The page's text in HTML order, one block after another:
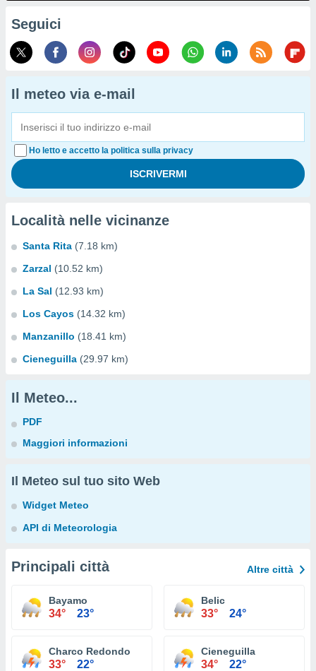
Seguici
Il meteo via e-mail
Ho letto e accetto la politica sulla privacy
Località nelle vicinanze
Santa Rita (7.18 km)
Zarzal (10.52 km)
La Sal (12.93 km)
Los Cayos (14.32 km)
Manzanillo (18.41 km)
Cieneguilla (29.97 km)
Il Meteo...
PDF
Maggiori informazioni
Il Meteo sul tuo sito Web
Widget Meteo
API di Meteorologia
Principali città Altre città
Bayamo
34° 23°
Belic
33° 24°
Charco Redondo
33° 22°
Cieneguilla
34° 22°